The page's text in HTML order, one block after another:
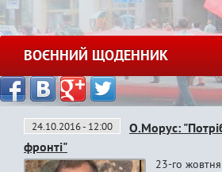
ВОЄННИЙ ЩОДЕННИК
24.10.2016 - 12:00
О.Морус:
фронті"
23-го